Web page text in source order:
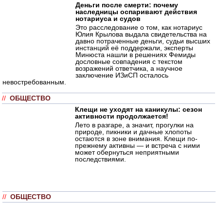
Деньги после смерти: почему
наследницы оспаривают действия
нотариуса и судов
Это расследование о том, как нотариус
Юлия Крылова выдала свидетельства на
давно потраченные деньги, судьи высших
инстанций её поддержали, эксперты
Минюста нашли в решениях Фемиды
дословные совпадения с текстом
возражений ответчика, а научное
заключение ИЗиСП осталось
невостребованным.
// ОБЩЕСТВО
Клещи не уходят на каникулы: сезон
активности продолжается!
Лето в разгаре, а значит, прогулки на
природе, пикники и дачные хлопоты
остаются в зоне внимания. Клещи по-
прежнему активны — и встреча с ними
может обернуться неприятными
последствиями.
// ОБЩЕСТВО